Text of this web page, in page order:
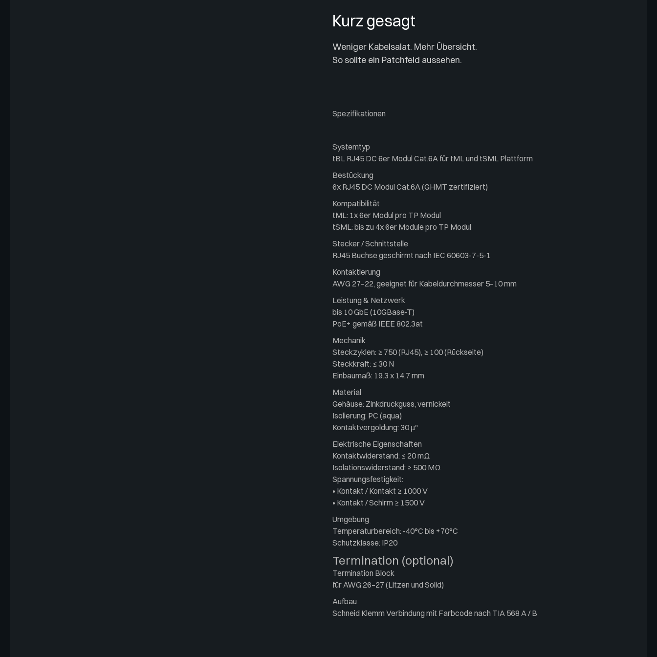
Kurz gesagt
Weniger Kabelsalat. Mehr Übersicht.
So sollte ein Patchfeld aussehen.
Spezifikationen
Systemtyp
tBL RJ45 DC 6er Modul Cat.6A für tML und tSML Plattform
Bestückung
6x RJ45 DC Modul Cat.6A (GHMT zertifiziert)
Kompatibilität
tML: 1x 6er Modul pro TP Modul
tSML: bis zu 4x 6er Module pro TP Modul
Stecker / Schnittstelle
RJ45 Buchse geschirmt nach IEC 60603-7-5-1
Kontaktierung
AWG 27–22, geeignet für Kabeldurchmesser 5–10 mm
Leistung & Netzwerk
bis 10 GbE (10GBase-T)
PoE+ gemäß IEEE 802.3at
Mechanik
Steckzyklen: ≥ 750 (RJ45), ≥ 100 (Rückseite)
Steckkraft: ≤ 30 N
Einbaumaß: 19.3 x 14.7 mm
Material
Gehäuse: Zinkdruckguss, vernickelt
Isolierung: PC (aqua)
Kontaktvergoldung: 30 µ"
Elektrische Eigenschaften
Kontaktwiderstand: ≤ 20 mΩ
Isolationswiderstand: ≥ 500 MΩ
Spannungsfestigkeit:
• Kontakt / Kontakt ≥ 1000 V
• Kontakt / Schirm ≥ 1500 V
Umgebung
Temperaturbereich: -40°C bis +70°C
Schutzklasse: IP20
Termination (optional)
Termination Block
für AWG 26–27 (Litzen und Solid)
Aufbau
Schneid Klemm Verbindung mit Farbcode nach TIA 568 A / B